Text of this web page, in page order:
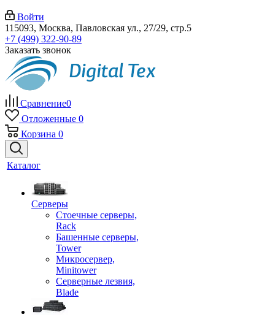
Войти
115093, Москва, Павловская ул., 27/29, стр.5
+7 (499) 322-90-89
Заказать звонок
Сравнение0
Отложенные 0
Корзина 0
Каталог
Серверы
Стоечные серверы,
Rack
Башенные серверы,
Tower
Микросервер,
Minitower
Серверные лезвия,
Blade